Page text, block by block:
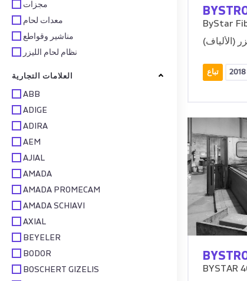
مجزات
معدات لحام
مناشير وقواطع
نظام لحام الليزر
العلامات التجارية
ABB
ADIGE
ADIRA
AEM
AJIAL
AMADA
AMADA PROMECAM
AMADA SCHIAVI
AXIAL
BEYELER
BODOR
BOSCHERT GIZELIS
ByStar
(الألياف)
تباع 2018
BYSTAR